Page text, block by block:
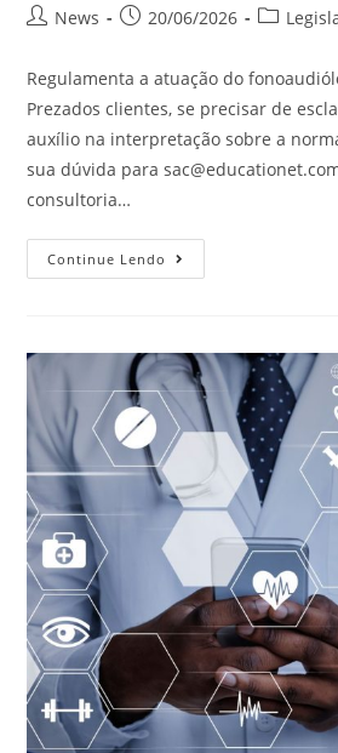
News 20/06/2026
Regulamenta a atuação do
Prezados clientes, se precisar de
auxílio na interpretação sobre a
sua dúvida para
consultoria…
Continue Lendo